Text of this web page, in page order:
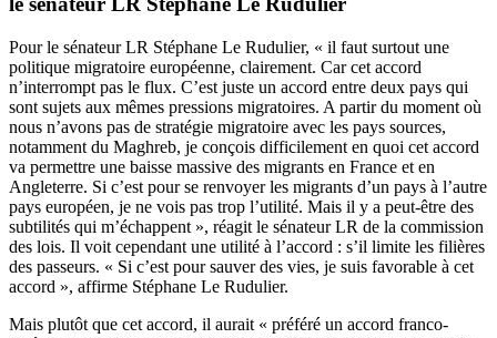
Pour le sénateur LR Stéphane Le Rudulier, « il faut surtout une
politique migratoire européenne, clairement. Car cet accord
n’interrompt pas le flux. C’est juste un accord entre deux pays qui
sont sujets aux mêmes pressions migratoires. A partir du moment où
nous n’avons pas de stratégie migratoire avec les pays sources,
notamment du Maghreb, je conçois difficilement en quoi cet accord
va permettre une baisse massive des migrants en France et en
Angleterre. Si c’est pour se renvoyer les migrants d’un pays à l’autre
pays européen, je ne vois pas trop l’utilité. Mais il y a peut-être des
subtilités qui m’échappent », réagit le sénateur LR de la commission
des lois. Il voit cependant une utilité à l’accord : s’il limite les filières
des passeurs. « Si c’est pour sauver des vies, je suis favorable à cet
accord », affirme Stéphane Le Rudulier.
Mais plutôt que cet accord, il aurait « préféré un accord franco-